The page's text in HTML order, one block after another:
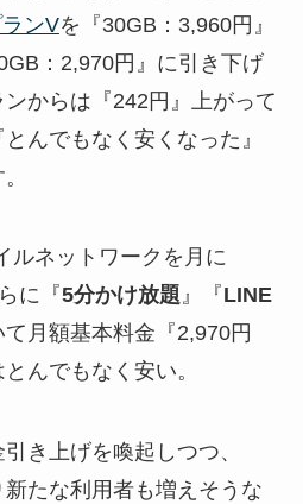
ンVを『30GB：3,960円』
：2,970円』に引き下げ
からは『242円』上がって
んでもなく安くなった』
ルネットワークを月に
に『5分かけ放題』『LINE
て月額基本料金『2,970円
んでもなく安い。
き上げを喚起しつつ、
新たな利用者も増えそうな